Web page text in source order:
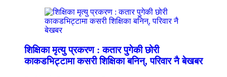
शिक्षिका मृत्यु प्रकरण : कतार पुगेकी छोरी
काकडभिट्टामा कसरी शिक्षिका बनिन्, परिवार नै बेखबर